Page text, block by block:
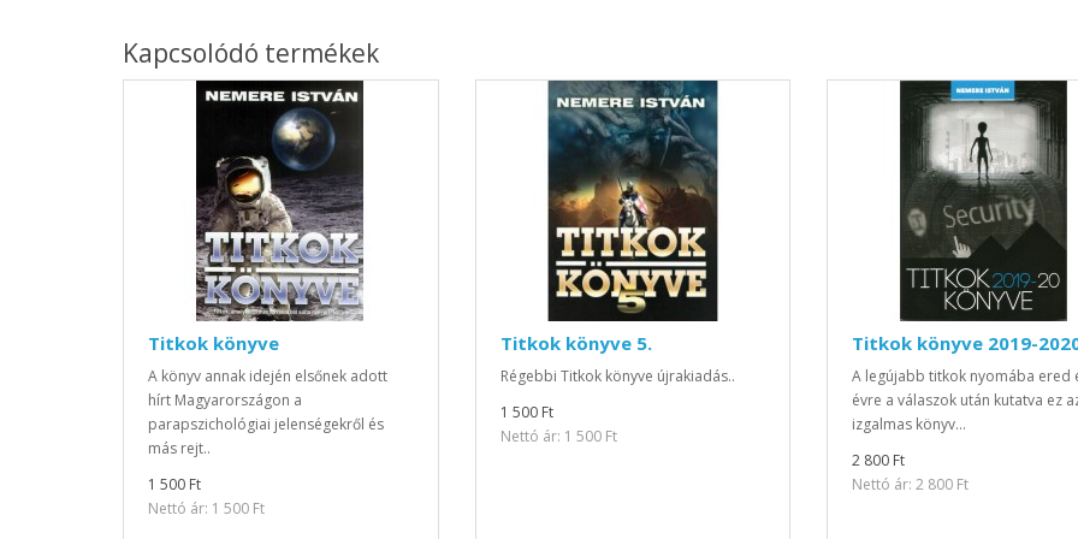
Kapcsolódó termékek
Titkok könyve
A könyv annak idején elsőnek adott
hírt Magyarországon a
parapszichológiai jelenségekről és
más rejt..
1 500 Ft
Nettó ár: 1 500 Ft
Titkok könyve 5.
Régebbi Titkok könyve újrakiadás..
1 500 Ft
Nettó ár: 1 500 Ft
Titkok könyve 2019-
A legújabb titkok nyomába ered
évre a válaszok után kutatva ez
izgalmas könyv...
2 800 Ft
Nettó ár: 2 800 Ft